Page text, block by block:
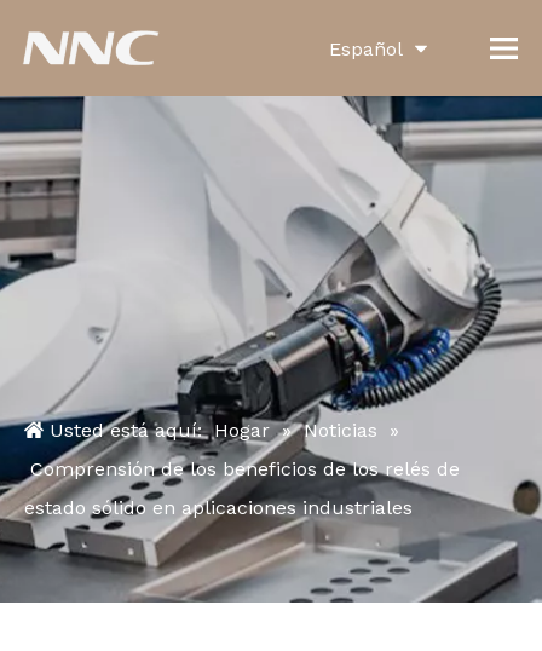
Español
English
العربية
Français
Pусский
Português
Deutsch
Italiano
한국어
Türk dili
Bahasa indonesia
Usted está aquí: Hogar » Noticias
»
Comprensión de los beneficios de los relés de
estado sólido en aplicaciones industriales